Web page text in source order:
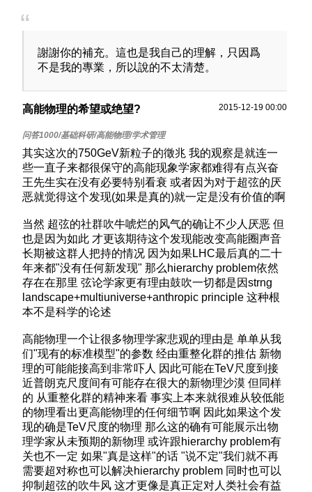
謝謝你的補充。這也是我自己的理解，只因爲
不是我的專業，所以說的不太清楚。
高能物理的希望或绝望? 2015-12-19 00:00
其实这次的750GeV新粒子的徵兆 我的观察是就连一
些一直子来都很保守的高能现象学家都难得有点兴奋
王先生实在没有必要特别看衰 或者因为对于超弦的厌
恶就觉得这个发现(如果是真的)就一定是没有价值的啊
当然 超弦的社群吹牛唬烂的风气的确让不少人厌恶 但
也是因为如此 才更该期待这个发现能改变高能圈声音
长期被这群人把持的情况 因为如果LHC最后真的二十
年来都"没有任何新发现" 那么hierarchy problem依然
存在在那里 弦论学家更有理由鼓吹一切都是因strng
landscape+multiuniverse+anthropic principle 这种根
本不是科学的论述
高能物理一个让很多物理学家悲观的理由是 单单从我
们"现有的标准模型"的参数 经由重整化群的推估 新物
理的可能能接高到非常吓人 因此可能在TeV尺度到接
近普朗克尺度间有可能存在很大的新物理沙漠 但同样
的 从重整化群的精神来看 事实上本来就很难从较低能
的物理看出更高能物理的任何细节啊 因此如果这个发
现的确是TeV尺度的物理 那么这的确有可能展示出物
理学家从未预期的新物理 或许跟hierarchy problem有
关也不一定 如果"真是这样"的话 "说不定"我们就不再
需要超对称也可以解决hierarchy problem 同时也可以
抑制超弦的吹牛风 这才更像是真正定对人类社会有益